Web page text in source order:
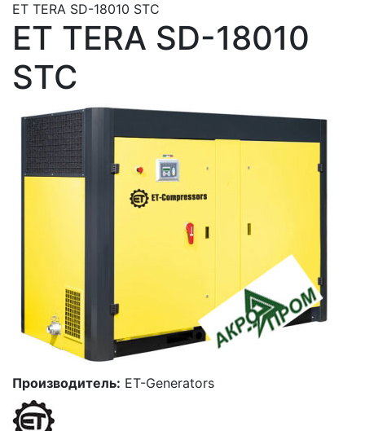
ET TERA SD-18010 STC
ET TERA SD-18010
STC
Производитель: ET-Generators